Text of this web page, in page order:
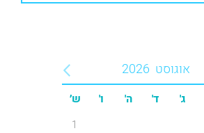
אוגוסט 2026
ג' ד' ה' ו' ש׳
1